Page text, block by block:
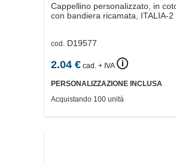
Cappellino personalizzato, in
con bandiera ricamata,
ITALIA-2
cod. D19577
2.04 € cad. + IVA 🛈
PERSONALIZZAZIONE INCLUSA
Acquistando 100 unità